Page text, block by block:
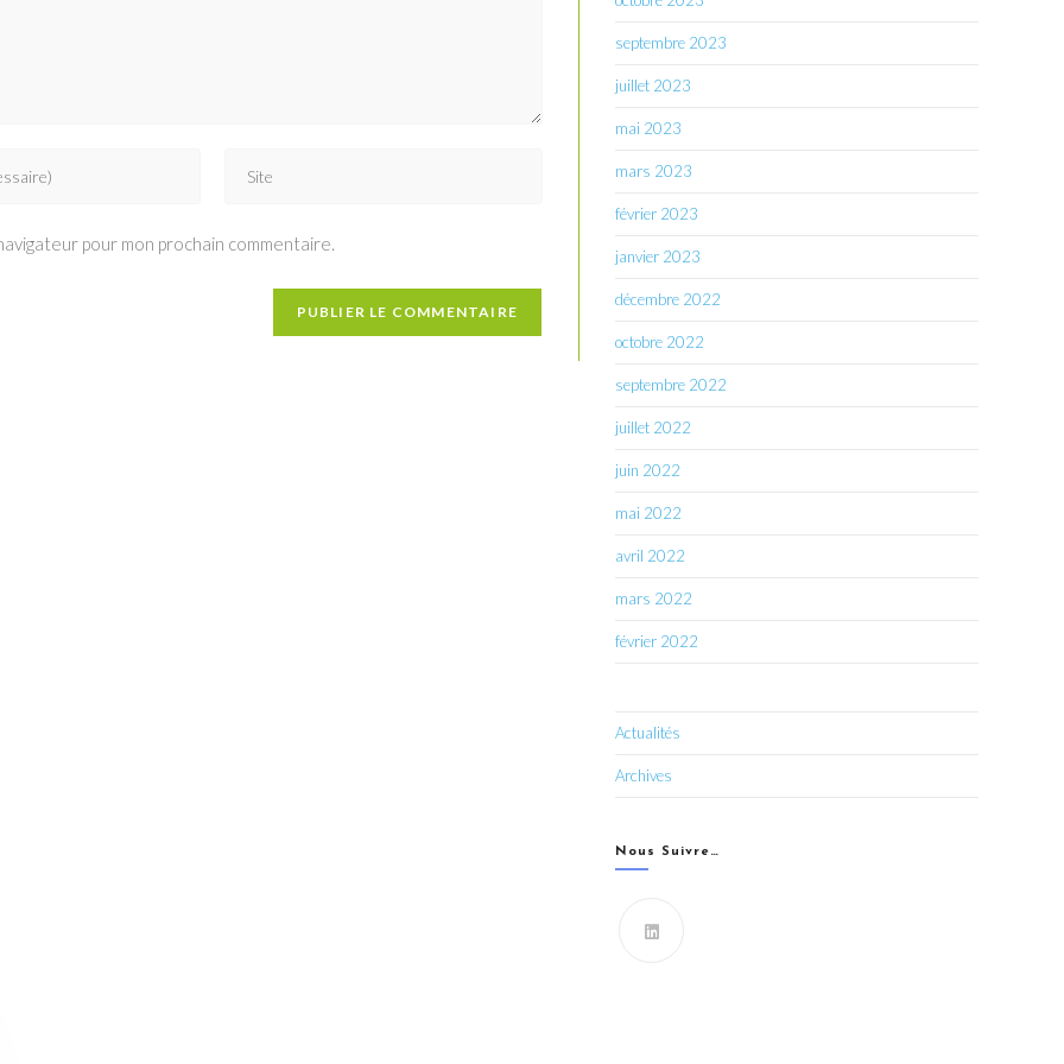
votre
(facultatif)
pour mon prochain commentaire.
septembre 2023
juillet 2023
mai 2023
mars 2023
février 2023
janvier 2023
décembre 2022
octobre 2022
septembre 2022
juillet 2022
juin 2022
mai 2022
avril 2022
mars 2022
février 2022
Actualités
Archives
Nous Suivre…